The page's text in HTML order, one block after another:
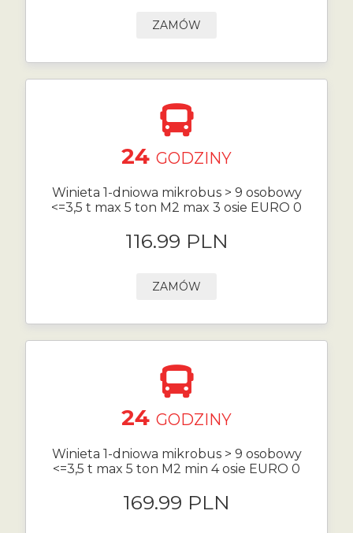
ZAMÓW
24 GODZINY
Winieta 1-dniowa mikrobus > 9 osobowy
<=3,5 t max 5 ton M2 max 3 osie EURO 0
116.99 PLN
ZAMÓW
24 GODZINY
Winieta 1-dniowa mikrobus > 9 osobowy
<=3,5 t max 5 ton M2 min 4 osie EURO 0
169.99 PLN